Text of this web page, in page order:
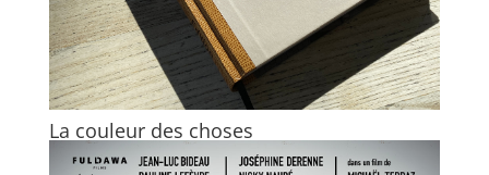
La couleur des choses